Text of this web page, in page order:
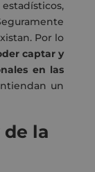
Por lo
captar y
en las
un
la